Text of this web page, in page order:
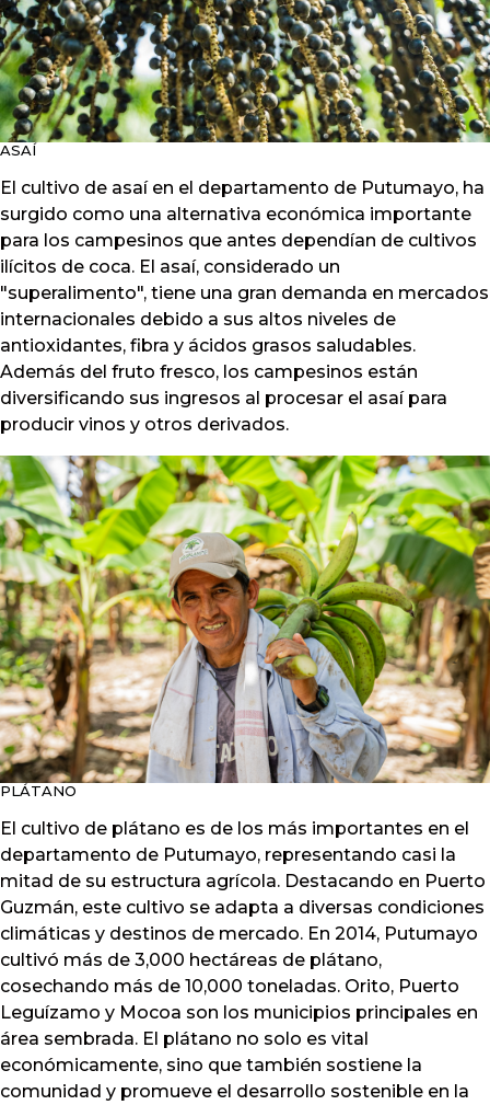
ASAÍ
El cultivo de asaí en el departamento de Putumayo, ha
surgido como una alternativa económica importante
para los campesinos que antes dependían de cultivos
ilícitos de coca. El asaí, considerado un
"superalimento", tiene una gran demanda en mercados
internacionales debido a sus altos niveles de
antioxidantes, fibra y ácidos grasos saludables.
Además del fruto fresco, los campesinos están
diversificando sus ingresos al procesar el asaí para
producir vinos y otros derivados.
PLÁTANO
El cultivo de plátano es de los más importantes en el
departamento de Putumayo, representando casi la
mitad de su estructura agrícola. Destacando en Puerto
Guzmán, este cultivo se adapta a diversas condiciones
climáticas y destinos de mercado. En 2014, Putumayo
cultivó más de 3,000 hectáreas de plátano,
cosechando más de 10,000 toneladas. Orito, Puerto
Leguízamo y Mocoa son los municipios principales en
área sembrada. El plátano no solo es vital
económicamente, sino que también sostiene la
comunidad y promueve el desarrollo sostenible en la